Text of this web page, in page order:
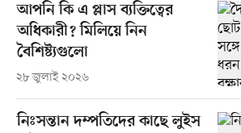
আপনি কি এ প্লাস ব্যক্তিত্বের
অধিকারী? মিলিয়ে নিন
বৈশিষ্ট্যগুলো
২৮ জুলাই ২০২৬
নিঃসন্তান দম্পতিদের কাছে লুইস